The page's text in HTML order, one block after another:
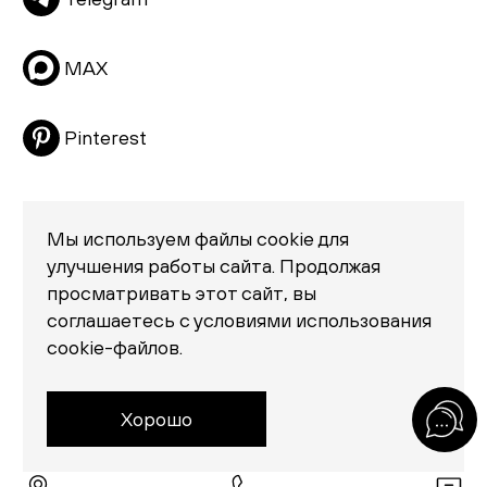
Матрасы
Распродажа
MAX
Pinterest
Политика конфиденциальности
© 2026 «Creatica»
проезд Новодевичий, дом 2, помещение 2/1
Москва, Москва 119435
Россия
Мы используем файлы cookie для
улучшения работы сайта. Продолжая
просматривать этот сайт, вы
соглашаетесь с условиями использования
cookie-файлов.
Хорошо